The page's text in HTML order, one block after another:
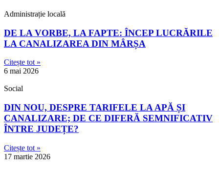
Administrație locală
DE LA VORBE, LA FAPTE: ÎNCEP LUCRĂRILE
LA CANALIZAREA DIN MÂRȘA
Citește tot »
6 mai 2026
Social
DIN NOU, DESPRE TARIFELE LA APĂ ȘI
CANALIZARE; DE CE DIFERĂ SEMNIFICATIV
ÎNTRE JUDEȚE?
Citește tot »
17 martie 2026